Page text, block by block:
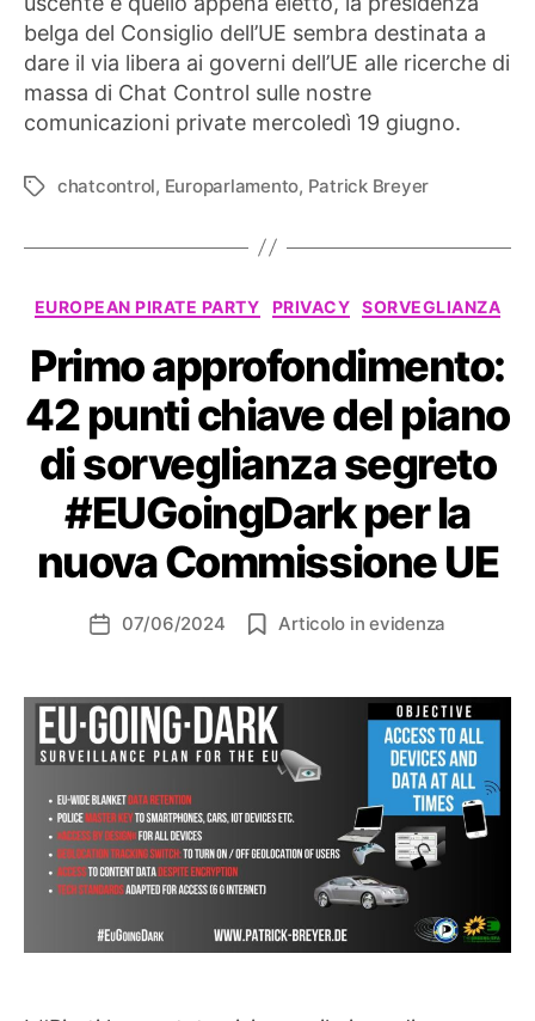
belga del Consiglio dell’UE sembra destinata a
dare il via libera ai governi dell’UE alle ricerche di
massa di Chat Control sulle nostre
comunicazioni private mercoledì 19 giugno.
Tag chatcontrol, Europarlamento, Patrick Breyer
Categorie
EUROPEAN PIRATE PARTY PRIVACY SORVEGLIANZA
Primo approfondimento:
42 punti chiave del piano
di sorveglianza segreto
#EUGoingDark per la
nuova Commissione UE
Data07/06/2024 Articolo in evidenza